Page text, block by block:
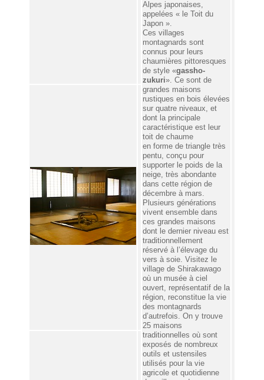
Alpes japonaises,
appelées « le Toit du
Japon ».
Ces villages
montagnards sont
connus pour leurs
chaumières pittoresques
de style «gassho-
zukuri». Ce sont de
grandes maisons
rustiques en bois élevées
sur quatre niveaux, et
dont la principale
caractéristique est leur
toit de chaume
en forme de triangle très
pentu, conçu pour
supporter le poids de la
neige, très abondante
dans cette région de
décembre à mars.
Plusieurs générations
vivent ensemble dans
ces grandes maisons
dont le dernier niveau est
traditionnellement
réservé à l’élevage du
vers à soie. Visitez le
village de Shirakawago
où un musée à ciel
ouvert, représentatif de la
région, reconstitue la vie
des montagnards
d’autrefois. On y trouve
25 maisons
traditionnelles où sont
exposés de nombreux
outils et ustensiles
utilisés pour la vie
agricole et quotidienne